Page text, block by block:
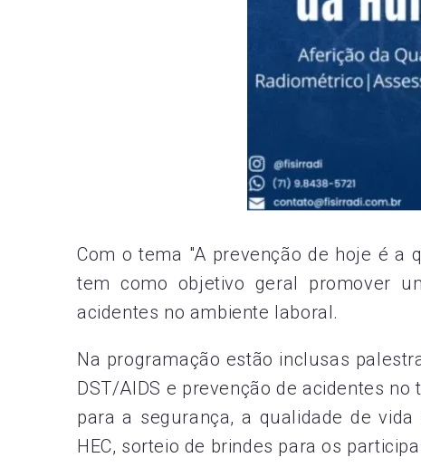
Com o tema "A prevenção de hoje é a
tem como objetivo geral promover
acidentes no ambiente laboral.
Na programação estão inclusas
DST/AIDS e prevenção de acidentes
para a segurança, a qualidade de
HEC, sorteio de brindes para os